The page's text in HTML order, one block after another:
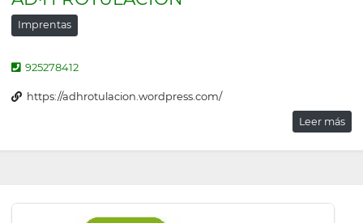
Imprentas
925278412
https://adhrotulacion.wordpress.com/
Leer más